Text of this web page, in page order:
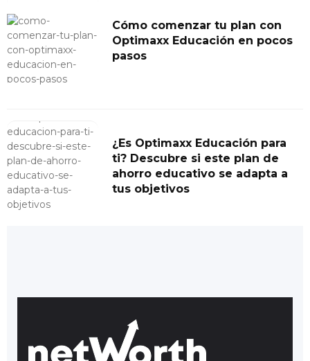
Cómo comenzar tu plan con
Optimaxx Educación en pocos
pasos
¿Es Optimaxx Educación para
ti? Descubre si este plan de
ahorro educativo se adapta a
tus objetivos